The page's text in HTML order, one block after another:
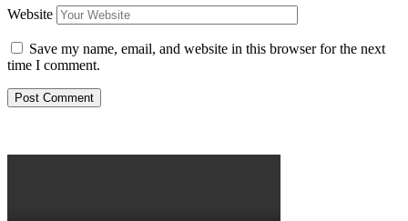
Website
Save my name, email, and website in this browser for the next
time I comment.